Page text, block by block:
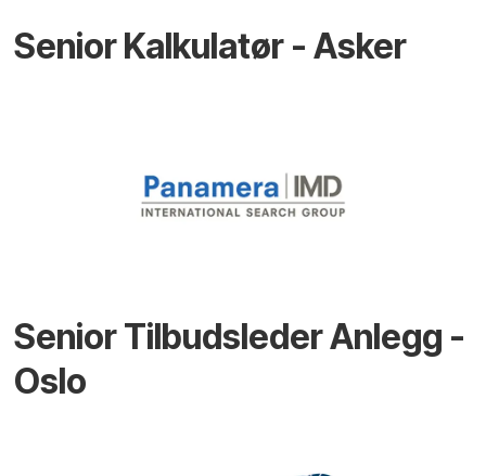
Senior Kalkulatør - Asker
Senior Tilbudsleder Anlegg -
Oslo